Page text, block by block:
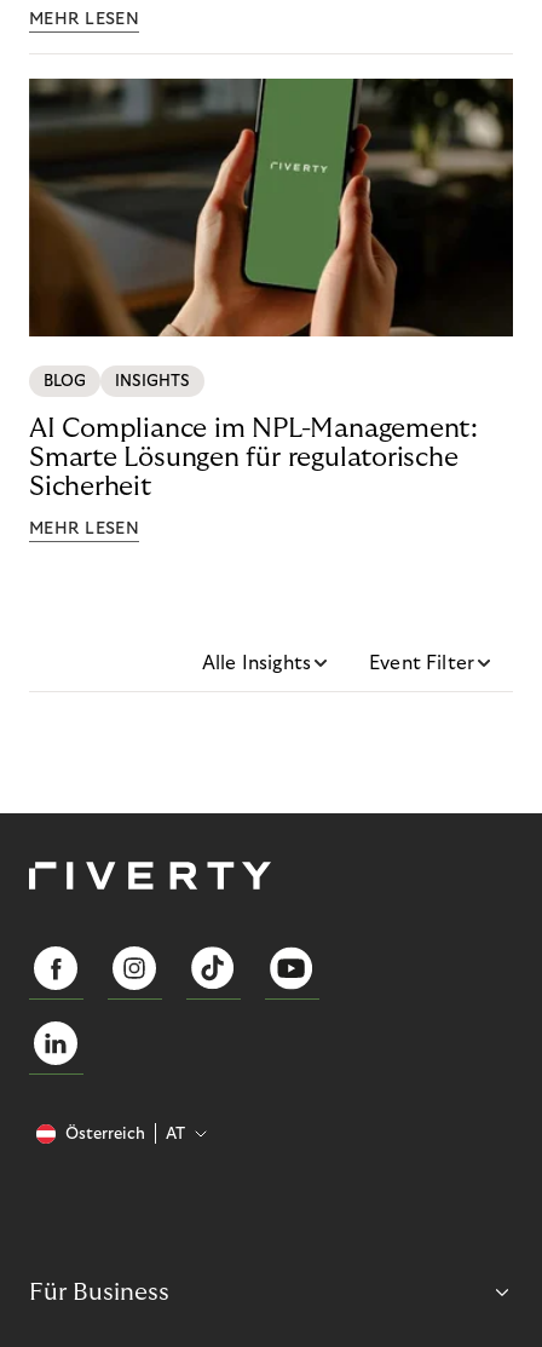
MEHR LESEN
BLOG INSIGHTS
AI Compliance im NPL-Management:
Smarte Lösungen für regulatorische
Sicherheit
MEHR LESEN
Alle Insights Event Filter
Österreich AT
Für Business